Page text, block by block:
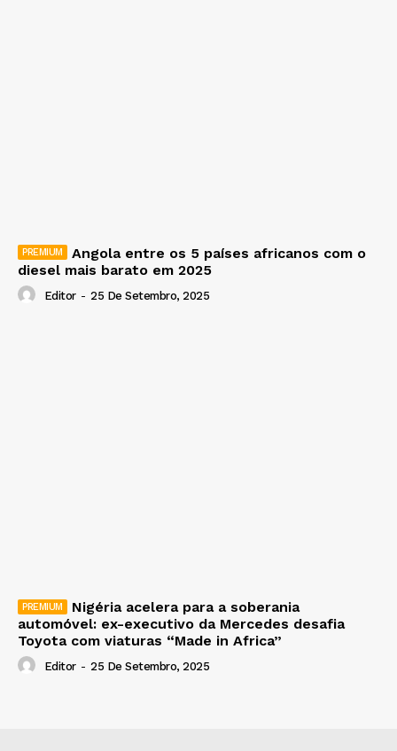
Angola entre os 5 países africanos com o
diesel mais barato em 2025
Editor - 25 De Setembro, 2025
Nigéria acelera para a soberania
automóvel: ex-executivo da Mercedes desafia
Toyota com viaturas “Made in Africa”
Editor - 25 De Setembro, 2025